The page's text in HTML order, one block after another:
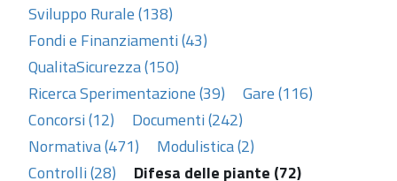
Sviluppo Rurale (138)
Fondi e Finanziamenti (43)
QualitaSicurezza (150)
Ricerca Sperimentazione (39)
Gare (116)
Concorsi (12)
Documenti (242)
Normativa (471)
Modulistica (2)
Controlli (28)
Difesa delle piante (72)